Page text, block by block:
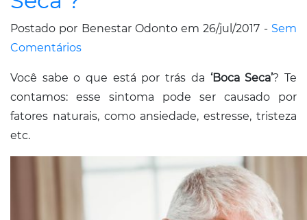
Postado por Benestar Odonto em 26/jul/2017 - Sem
Comentários
Você sabe o que está por trás da ‘Boca Seca’? Te
contamos: esse sintoma pode ser causado por
fatores naturais, como ansiedade, estresse, tristeza
etc.